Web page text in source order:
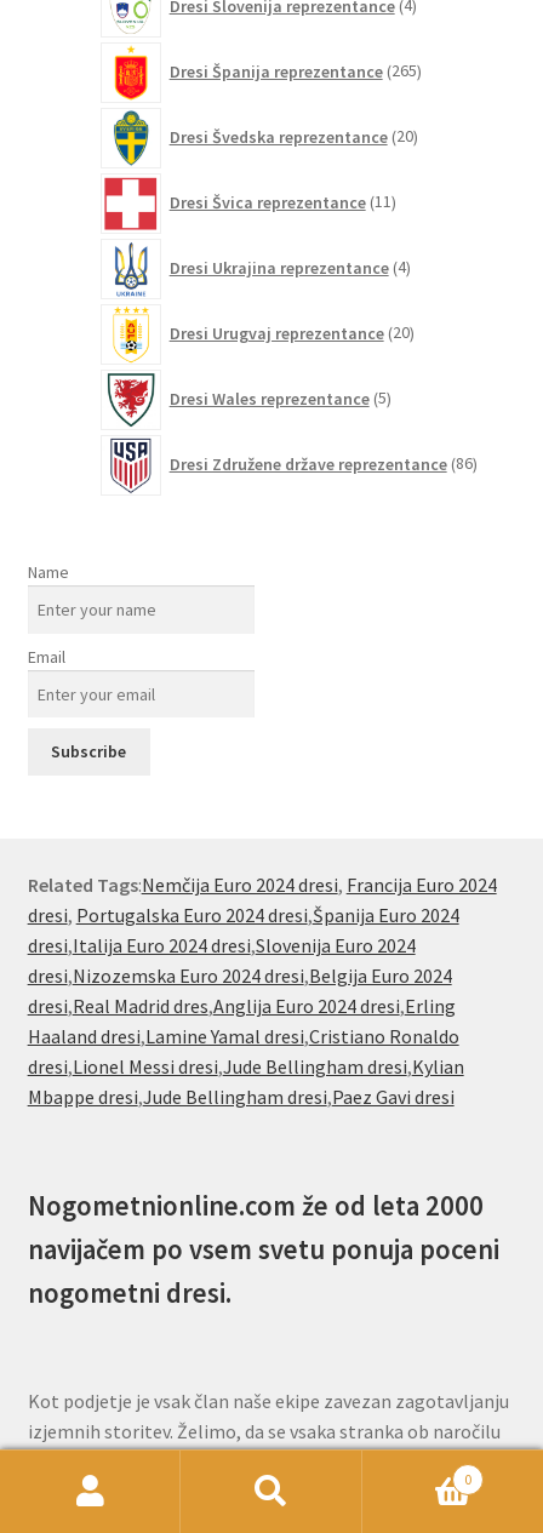
Dresi Slovenija reprezentance 4izdelki
Dresi Španija reprezentance 265izdelkov
Dresi Švedska reprezentance 20izdelkov
Dresi Švica reprezentance 11izdelkov
Dresi Ukrajina reprezentance 4izdelki
Dresi Urugvaj reprezentance 20izdelkov
Dresi Wales reprezentance 5izdelkov
Dresi Združene države reprezentance 86izdelkov
Name
Email
Related Tags:Nemčija Euro 2024 dresi, Francija Euro 2024
dresi, Portugalska Euro 2024 dresi,Španija Euro 2024
dresi,Italija Euro 2024 dresi,Slovenija Euro 2024
dresi,Nizozemska Euro 2024 dresi,Belgija Euro 2024
dresi,Real Madrid dres,Anglija Euro 2024 dresi,Erling
Haaland dresi,Lamine Yamal dresi,Cristiano Ronaldo
dresi,Lionel Messi dresi,Jude Bellingham dresi,Kylian
Mbappe dresi,Jude Bellingham dresi,Paez Gavi dresi
Nogometnionline.com že od leta 2000
navijačem po vsem svetu ponuja poceni
nogometni dresi.
Kot podjetje je vsak član naše ekipe zavezan zagotavljanju
izjemnih storitev. Želimo, da se vsaka stranka ob naročilu
pri nas počuti cenjeno in samozavestno. Naša ekipa za
pomoč strankam je na voljo prek e-pošte, da vam odgovori
0